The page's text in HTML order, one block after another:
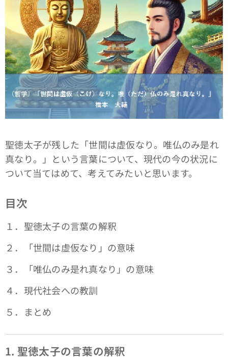
聖徳太子が残した「世間は虚仮なり。唯仏のみ是れ
真なり。」という言葉について、現代の今の状況に
ついて当てはめて、考えてみたいと思います。
目次
１．聖徳太子の言葉の解釈
２．「世間は虚仮なり」の意味
３．「唯仏のみ是れ真なり」の意味
４．現代社会への教訓
５．まとめ
1. 聖徳太子の言葉の解釈